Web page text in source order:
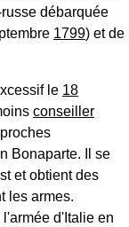
débarquée
1799) et de
le 18
conseiller
Bonaparte. Il se
et obtient des
les armes.
l'armée d'Italie en